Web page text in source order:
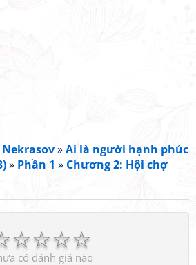
»Ai là người hạnh phúc
» Phần 1 » Chương 2: Hội chợ
☆
☆
☆
☆
có đánh giá nào